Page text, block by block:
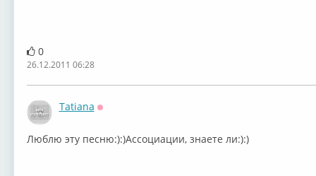
0
26.12.2011 06:28
Tatiana
Люблю эту песню:):)Ассоциации, знаете ли:):)